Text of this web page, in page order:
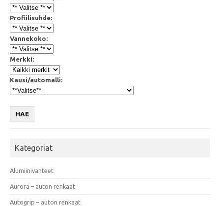
Profiilisuhde:
Vannekoko:
Merkki:
Kausi/automalli:
HAE
Kategoriat
Alumiinivanteet
Aurora – auton renkaat
Autogrip – auton renkaat